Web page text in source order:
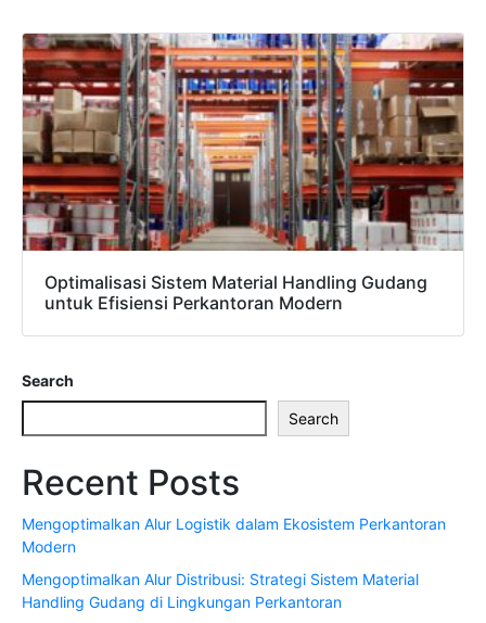
Optimalisasi Sistem Material Handling Gudang
untuk Efisiensi Perkantoran Modern
Search
Search
Recent Posts
Mengoptimalkan Alur Logistik dalam Ekosistem Perkantoran
Modern
Mengoptimalkan Alur Distribusi: Strategi Sistem Material
Handling Gudang di Lingkungan Perkantoran